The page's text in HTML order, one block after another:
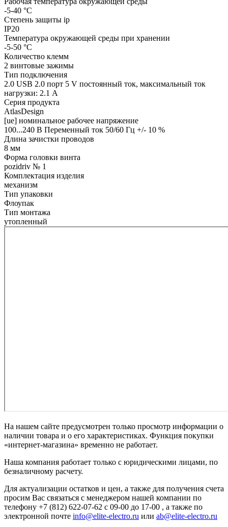
-5-40 °C
Степень защиты ip
IP20
Температура окружающей среды при хранении
-5-50 °C
Количество клемм
2 винтовые зажимы
Тип подключения
2.0 USB 2.0 порт 5 V постоянный ток, максимальный ток
нагрузки: 2.1 A
Серия продукта
AtlasDesign
[ue] номинальное рабочее напряжение
100...240 В Переменный ток 50/60 Гц +/- 10 %
Длина зачистки проводов
8 мм
Форма головки винта
pozidriv № 1
Комплектация изделия
механизм
Тип упаковки
Флоупак
Тип монтажа
утопленный
На нашем сайте предусмотрен только просмотр информации о
наличии товара и о его характеристиках. Функция покупки
«интернет-магазина» временно не работает.
Наша компания работает только с юридическими лицами, по
безналичному расчету.
Для актуализации остатков и цен, а также для получения счета
просим Вас связаться с менеджером нашей компании по
телефону +7 (812) 622-07-62 с 09-00 до 17-00 , а также по
электронной почте info@elite-electro.ru или ab@elite-electro.ru